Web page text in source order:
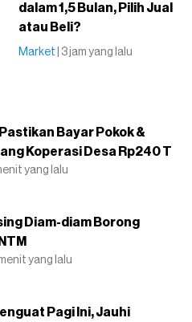
dalam 1,5 Bulan, Pilih Jual
atau Beli?
Market | 3 jam yang lalu
Bayar Pokok &
Koperasi Desa Rp240 T
yang lalu
Diam-diam Borong
menit yang lalu
Pagi Ini, Jauhi